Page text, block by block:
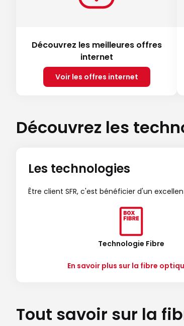
Découvrez les meilleures offres
internet
Voir les offres internet
Découvrez les
Les technologies
Être client SFR, c'est bénéficier d'un
Technologie Fibre
En savoir plus sur la fibre
Tout savoir sur la